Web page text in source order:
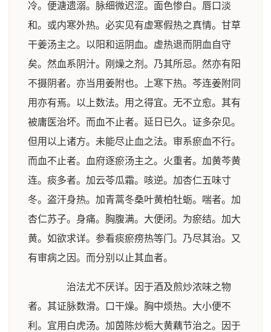
冷。便溏遗溺。脉细微迟涩。面色惨白。唇口淡
和。或内寒外热。必实见有虚寒假热之真情。甘草
干姜汤主之。以阳和运阴血。虚热退而阴血自守
矣。然血系阴汁。刚燥之剂。乃其所忌。然亦有阳
不摄阴者。亦当用姜附也。上寒下热。芩连姜附同
用亦有焉。以上数法。用之得宜。无不立愈。其有
被庸医治坏。而血不止者。延日已久。证多杂见。
但用以上诸方。未能尽止血之法。审系瘀血不行。
而血不止者。血府逐瘀汤主之。火重者。加黄芩黄
连。痰多者。加云苓瓜霜。咳逆。加杏仁五味寸
冬。盗汗身热。加青蒿冬桑叶黄柏牡蛎。喘者。加
杏仁苏子。身痛。胸腹满。大便闭。为瘀结。加大
黄。如欲求详。参看痰瘀痨热等门。乃尽其治。又
有审病之因。而分别以止其血者。
治法尤不厌详。因于酒及煎炒浓味之物
者。其证脉数滑。口干燥。胸中烦热。大小便不
利。宜用白虎汤。加茵陈炒栀大黄藕节治之。因于